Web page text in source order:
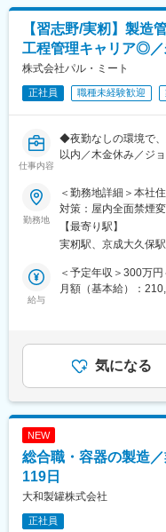
■当社について：
当社はキムチを中心
業50年以上のキムチ
チを追求し続け、乳
した。
です。
■仕事の魅力
水処理や設備運用に
し、薬品を軸とした
安定稼働や環境負荷
関わりながら、論理
験を積んだ今だから
ジションです。
■入社後の流れ
業やグループ内交流
主体的に学び、挑戦
成・支援体制を整えて
造する＞
「クリタ東日本」は
合併する形で2024年
名古屋・静岡から北
様々な産業や社会に
ています。
【習志野/実籾】製造
工程管理キャリア◎／
株式会社パル・ミート
正社員 職種未経験歓迎
仕事内容
◆夜勤なしの環境で
以内／木金休み／ジ
■業務概要：
当社はパルシステム
ており、組合員に向
す。
その製造現場で精肉
いただきます。
作業の進捗管理、人
ます。
◆計量（盛り付け）
勤務地
＜勤務地詳細＞本社
対策：屋内全面禁煙
【最寄り駅】
実籾駅、京成大久保
給与
＜予定年収＞300万
月額（基本給）：
す。月給(月額)は固
気になる
NEW
総合職・容器の製造
119日
大和製罐株式会社
正社員